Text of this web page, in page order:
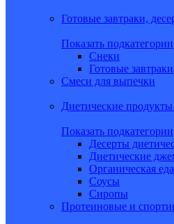
Готовые завтраки,
Показать подкатегории
Снеки
Готовые завтраки
Смеси для выпечки
Диетические
Показать подкатегории
Десерты
Диетические
Органическая еда
Соусы
Сиропы
Протеиновые и